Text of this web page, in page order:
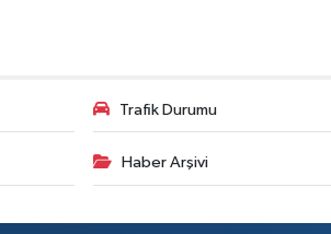
Trafik Durumu
Haber Arşivi